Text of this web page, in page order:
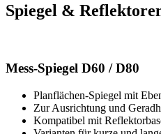
Spiegel &
Mess-Spiegel D60 / D80
Planflächen-Spiegel mit
Zur Ausrichtung und
Kompatibel mit